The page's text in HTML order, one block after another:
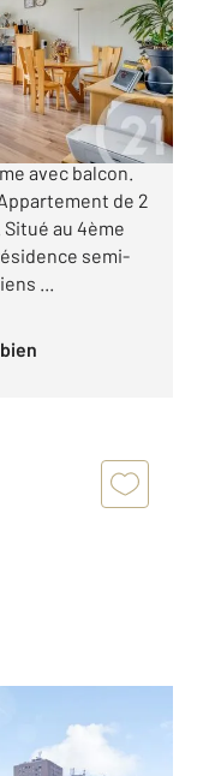
2 pièces
avec balcon.
de 2
au 4ème
semi-
...